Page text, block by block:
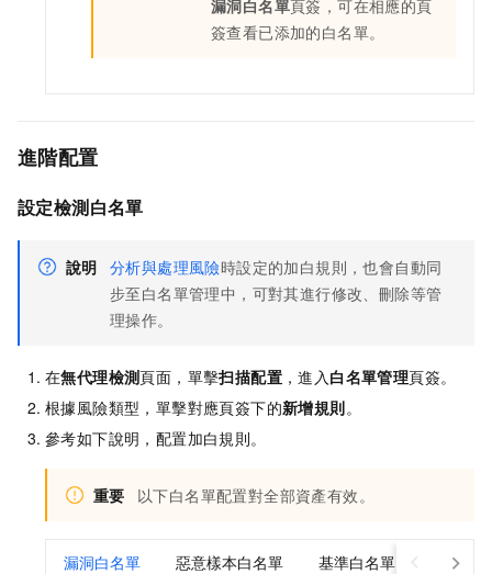
漏洞白名單頁簽，可在相應的頁
簽查看已添加的白名單。
進階配置
設定檢測白名單
說明 分析與處理風險時設定的加白規則，也會自動同
步至白名單管理中，可對其進行修改、刪除等管
理操作。
在無代理檢測頁面，單擊扫描配置 ，進入 白名單管理頁簽。
根據風險類型，單擊對應頁簽下的新增規則。
參考如下說明，配置加白規則。
重要 以下白名單配置對全部資產有效。
漏洞白名單 惡意樣本白名單 基準白名單 敏感檔